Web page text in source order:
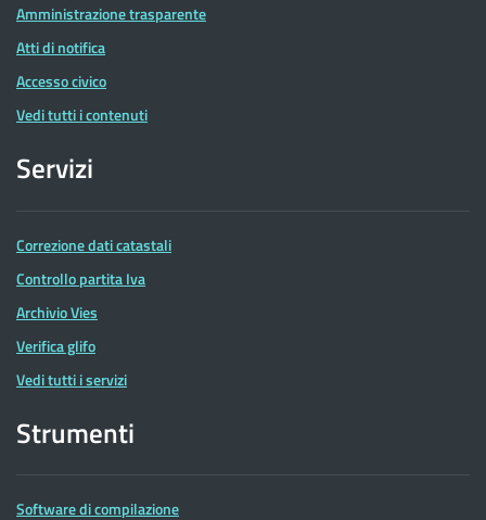
Amministrazione trasparente
Atti di notifica
Accesso civico
Vedi tutti i contenuti
Servizi
Correzione dati catastali
Controllo partita Iva
Archivio Vies
Verifica glifo
Vedi tutti i servizi
Strumenti
Software di compilazione